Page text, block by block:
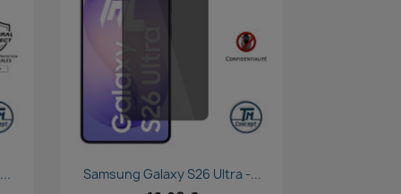
Aperçu rapide
Samsung Galaxy S26 Ultra -...